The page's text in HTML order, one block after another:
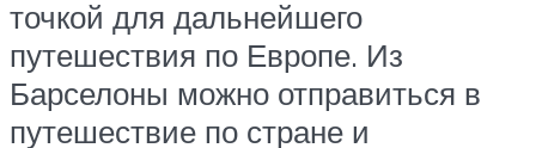
точкой для дальнейшего
путешествия по Европе. Из
Барселоны можно отправиться в
путешествие по стране и